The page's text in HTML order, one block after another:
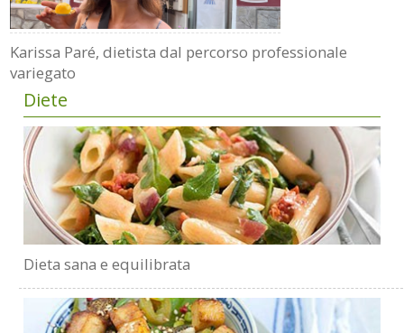
Karissa Paré, dietista dal percorso professionale
variegato
Diete
Dieta sana e equilibrata